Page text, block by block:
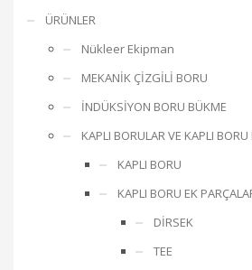
ÜRÜNLER
Nükleer Ekipman
MEKANİK ÇİZGİLİ BORU
İNDÜKSİYON BORU BÜKME
KAPLI BORULAR VE KAPLI BORU
KAPLI BORU
KAPLI BORU EK
DİRSEK
TEE